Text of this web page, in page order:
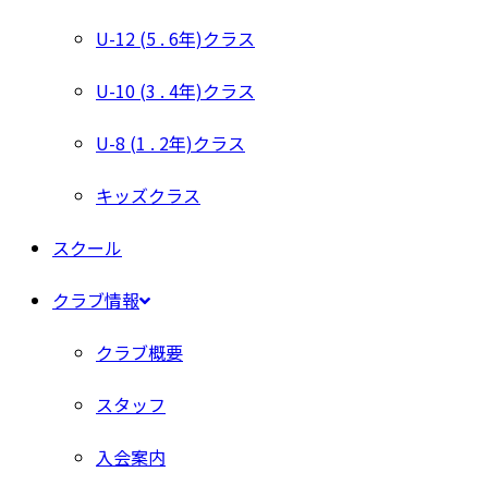
U-12 (5 . 6年)クラス
U-10 (3 . 4年)クラス
U-8 (1 . 2年)クラス
キッズクラス
スクール
クラブ情報
クラブ概要
スタッフ
入会案内